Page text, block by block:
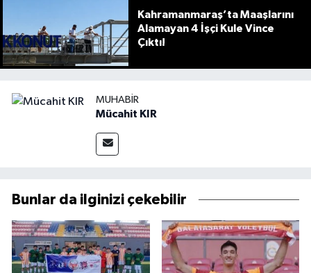
Kahramanmaraş’ta Maaşlarını
Alamayan 4 İşçi Kule Vince
Çıktı!
MUHABIR
Mücahit KIR
Bunlar da ilginizi çekebilir